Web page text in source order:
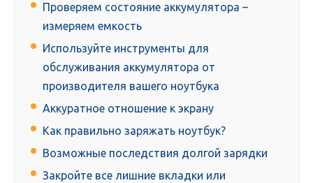
Проверяем состояние аккумулятора –
измеряем емкость
Используйте инструменты для
обслуживания аккумулятора от
производителя вашего ноутбука
Аккуратное отношение к экрану
Как правильно заряжать ноутбук?
Возможные последствия долгой зарядки
Закройте все лишние вкладки или